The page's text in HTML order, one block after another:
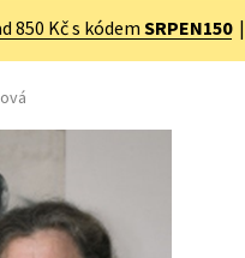
Cestování
Dárkové zboží
Esoterika a duchovní svět
850 Kč s kódem SRPEN150|